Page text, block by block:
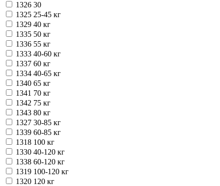
1326 30
1325 25-45 кг
1329 40 кг
1335 50 кг
1336 55 кг
1333 40-60 кг
1337 60 кг
1334 40-65 кг
1340 65 кг
1341 70 кг
1342 75 кг
1343 80 кг
1327 30-85 кг
1339 60-85 кг
1318 100 кг
1330 40-120 кг
1338 60-120 кг
1319 100-120 кг
1320 120 кг